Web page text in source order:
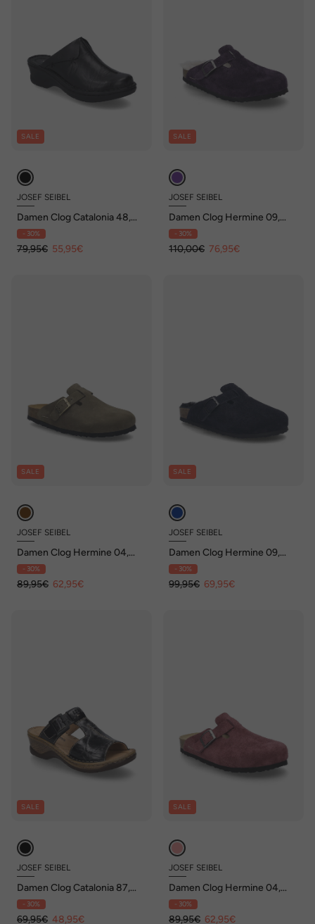
SALE
JOSEF SEIBEL
Damen Clog Catalonia 48,
schwarz
- 30%
79,95€ 55,95€
SALE
JOSEF SEIBEL
Damen Clog Hermine 09,
purple
- 30%
110,00€ 76,95€
SALE
JOSEF SEIBEL
Damen Clog Hermine 04,
taupe
- 30%
89,95€ 62,95€
SALE
JOSEF SEIBEL
Damen Clog Hermine 09,
ocean
- 30%
99,95€ 69,95€
SALE
JOSEF SEIBEL
Damen Clog Catalonia 87,
schwarz
- 30%
69,95€ 48,95€
SALE
JOSEF SEIBEL
Damen Clog Hermine 04,
berry
- 30%
89,95€ 62,95€